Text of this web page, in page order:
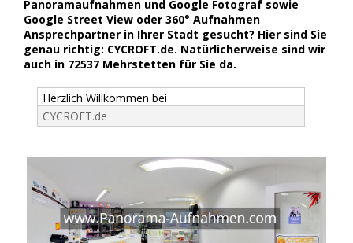
Panoramaufnahmen und Google Fotograf sowie
Google Street View oder 360° Aufnahmen
Ansprechpartner in Ihrer Stadt gesucht? Hier sind Sie
genau richtig: CYCROFT.de. Natürlicherweise sind wir
auch in 72537 Mehrstetten für Sie da.
Herzlich Willkommen bei
CYCROFT.de